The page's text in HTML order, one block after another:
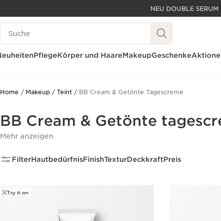
WEITER ZUM INHALT
NEU DOUBLE
Legende suchen
PflegeKörper und HaareMakeupGeschenke
Home Makeup Teint BB Cream & Getönte Tagescreme
BB Cream & Getönte
Mehr anzeigen
FilterHautbedürfnisFinishTexturDeckkraftPreis
Try it on